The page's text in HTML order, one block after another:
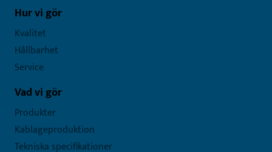
Hur vi gör
Kvalitet
Hållbarhet
Service
Vad vi gör
Produkter
Kablageproduktion
Tekniska specifikationer